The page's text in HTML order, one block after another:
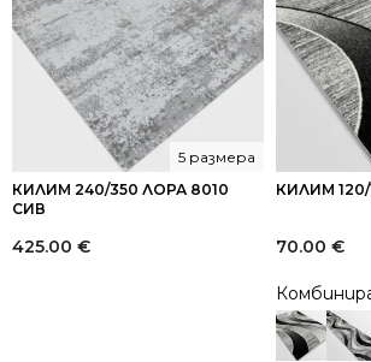
КИЛИМ 240/350 ЛОРА 8010
СИВ
5 размера
425.00 €
КИЛИМ
70.00 €